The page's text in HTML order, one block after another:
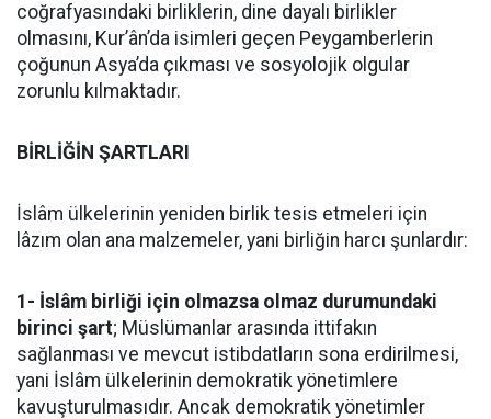
coğrafyasındaki birliklerin, dine dayalı birlikler
olmasını, Kur’ân’da isimleri geçen Peygamberlerin
çoğunun Asya’da çıkması ve sosyolojik olgular
zorunlu kılmaktadır.
BİRLİĞİN ŞARTLARI
İslâm ülkelerinin yeniden birlik tesis etmeleri için
lâzım olan ana malzemeler, yani birliğin harcı şunlardır:
1- İslâm birliği için olmazsa olmaz durumundaki
birinci şart; Müslümanlar arasında ittifakın
sağlanması ve mevcut istibdatların sona erdirilmesi,
yani İslâm ülkelerinin demokratik yönetimlere
kavuşturulmasıdır. Ancak demokratik yönetimler